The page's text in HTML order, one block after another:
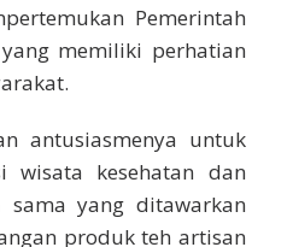
Pemerintah
memiliki perhatian
antusiasmenya untuk
wisata kesehatan dan
yang ditawarkan
produk teh artisan